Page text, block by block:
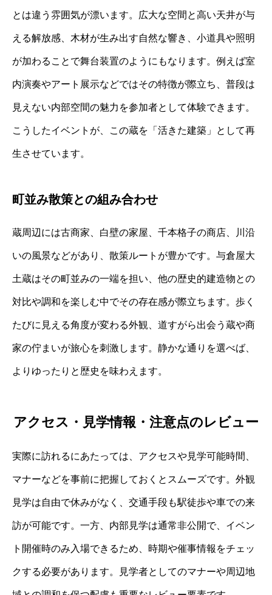
とは違う雰囲気が漂います。広大な空間と高い天井が与
える解放感、木材が生み出す自然な響き、小道具や照明
が加わることで舞台装置のようにもなります。例えば室
内演奏やアート展示などではその特徴が際立ち、普段は
見えない内部空間の魅力を参加者として体験できます。
こうしたイベントが、この蔵を「活きた建築」として再
生させています。
町並み散策との組み合わせ
蔵周辺には古商家、白壁の家屋、千本格子の商店、川沿
いの風景などがあり、散策ルートが豊かです。与倉屋大
土蔵はその町並みの一端を担い、他の歴史的建造物との
対比や調和を楽しむ中でその存在感が際立ちます。歩く
たびに見える角度が変わる外観、道すがら出会う蔵や商
家の佇まいが旅心を刺激します。静かな通りを選べば、
よりゆったりと歴史を味わえます。
アクセス・見学情報・注意点のレビュー
実際に訪れるにあたっては、アクセスや見学可能時間、
マナーなどを事前に把握しておくとスムーズです。外観
見学は自由で休みがなく、交通手段も駅徒歩や車での来
訪が可能です。一方、内部見学は通常非公開で、イベン
ト開催時のみ入場できるため、時期や催事情報をチェッ
クする必要があります。見学者としてのマナーや周辺地